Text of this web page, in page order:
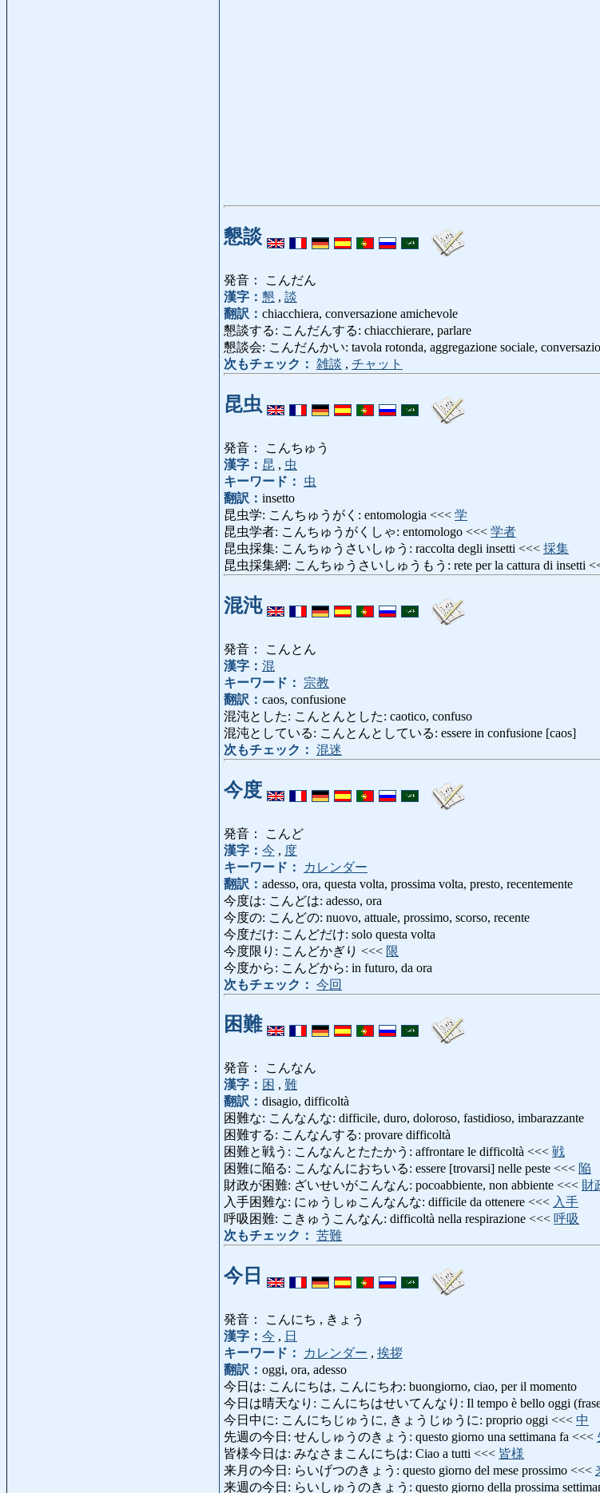
懇談
発音： こんだん
漢字： 懇 , 談
翻訳： chiacchiera, conversazione amichevole
懇談する: こんだんする: chiacchierare, parlare
懇談会: こんだんかい: tavola rotonda, aggregazione sociale,
次もチェック： 雑談 , チャット
昆虫
発音： こんちゅう
漢字： 昆 , 虫
キーワード：
虫
翻訳： insetto
昆虫学: こんちゅうがく: entomologia <<< 学
昆虫学者: こんちゅうがくしゃ: entomologo <<< 学者
昆虫採集: こんちゅうさいしゅう: raccolta degli insetti <<< 採集
昆虫採集網: こんちゅうさいしゅうもう: rete per la cattura di insetti
混沌
発音： こんとん
漢字： 混
キーワード：
宗教
翻訳： caos, confusione
混沌とした: こんとんとした: caotico, confuso
混沌としている: こんとんとしている: essere in confusione [caos]
次もチェック： 混迷
今度
発音： こんど
漢字： 今 , 度
キーワード：
カレンダー
翻訳： adesso, ora, questa volta, prossima volta, presto, recentemente
今度は: こんどは: adesso, ora
今度の: こんどの: nuovo, attuale, prossimo, scorso, recente
今度だけ: こんどだけ: solo questa volta
今度限り: こんどかぎり <<< 限
今度から: こんどから: in futuro, da ora
次もチェック： 今回
困難
発音： こんなん
漢字： 困 , 難
翻訳： disagio, difficoltà
困難な: こんなんな: difficile, duro, doloroso, fastidioso, imbarazzante
困難する: こんなんする: provare difficoltà
困難と戦う: こんなんとたたかう: affrontare le difficoltà <<< 戦
困難に陥る: こんなんにおちいる: essere [trovarsi] nelle peste <<< 陥
財政が困難: ざいせいがこんなん: pocoabbiente, non abbiente <<< 財
入手困難な: にゅうしゅこんなんな: difficile da ottenere <<< 入手
呼吸困難: こきゅうこんなん: difficoltà nella respirazione <<< 呼吸
次もチェック： 苦難
今日
発音： こんにち , きょう
漢字： 今 , 日
キーワード：
カレンダー , 挨拶
翻訳： oggi, ora, adesso
今日は: こんにちは, こんにちわ: buongiorno, ciao, per il momento
今日は晴天なり: こんにちはせいてんなり: Il tempo è bello oggi (frase
今日中に: こんにちじゅうに, きょうじゅうに: proprio oggi <<< 中
先週の今日: せんしゅうのきょう: questo giorno una settimana fa <<<
皆様今日は: みなさまこんにちは: Ciao a tutti <<< 皆様
来月の今日: らいげつのきょう: questo giorno del mese prossimo <<<
来週の今日: らいしゅうのきょう: questo giorno della prossima